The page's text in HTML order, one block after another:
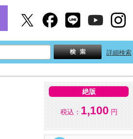
詳細検索
絶版
税込： 1,100 円